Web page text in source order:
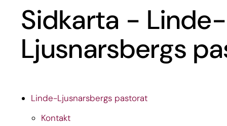
Sidkarta - Linde-
Ljusnarsbergs
Linde-Ljusnarsbergs pastorat
Kontakt